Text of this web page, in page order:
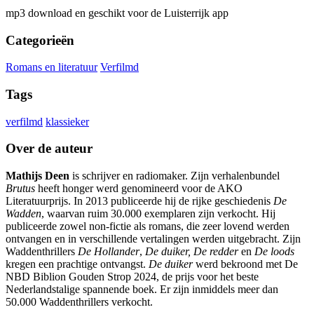
mp3 download en geschikt voor de Luisterrijk app
Categorieën
Romans en literatuur Verfilmd
Tags
verfilmd klassieker
Over de auteur
Mathijs Deen is schrijver en radiomaker. Zijn verhalenbundel
Brutus heeft honger werd genomineerd voor de AKO
Literatuurprijs. In 2013 publiceerde hij de rijke geschiedenis De
Wadden, waarvan ruim 30.000 exemplaren zijn verkocht. Hij
publiceerde zowel non-fictie als romans, die zeer lovend werden
ontvangen en in verschillende vertalingen werden uitgebracht. Zijn
Waddenthrillers De Hollander, De duiker, De redderen De loods
kregen een prachtige ontvangst. De duikerwerd bekroond met De
NBD Biblion Gouden Strop 2024, de prijs voor het beste
Nederlandstalige spannende boek. Er zijn inmiddels meer dan
50.000 Waddenthrillers verkocht.